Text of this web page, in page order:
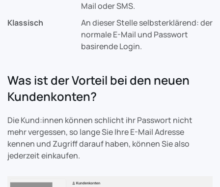
Mail oder SMS.
Klassisch
An dieser Stelle selbsterklärend: der
normale E-Mail und Passwort
basirende Login.
Was ist der Vorteil bei den neuen
Kundenkonten?
Die Kund:innen können schlicht ihr Passwort nicht
mehr vergessen, so lange Sie Ihre E-Mail Adresse
kennen und Zugriff darauf haben, können Sie also
jederzeit einkaufen.